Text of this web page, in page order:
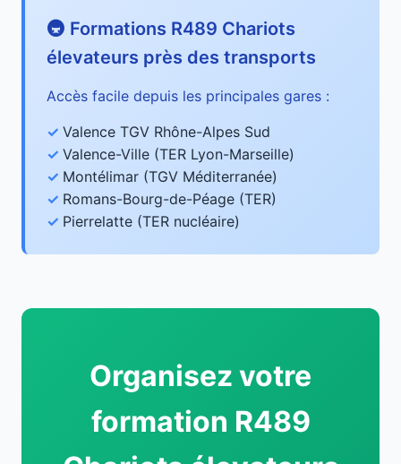
🚇 Formations R489 Chariots
élevateurs près des transports
Accès facile depuis les principales gares :
Valence TGV Rhône-Alpes Sud
Valence-Ville (TER Lyon-Marseille)
Montélimar (TGV Méditerranée)
Romans-Bourg-de-Péage (TER)
Pierrelatte (TER nucléaire)
Organisez votre
formation R489